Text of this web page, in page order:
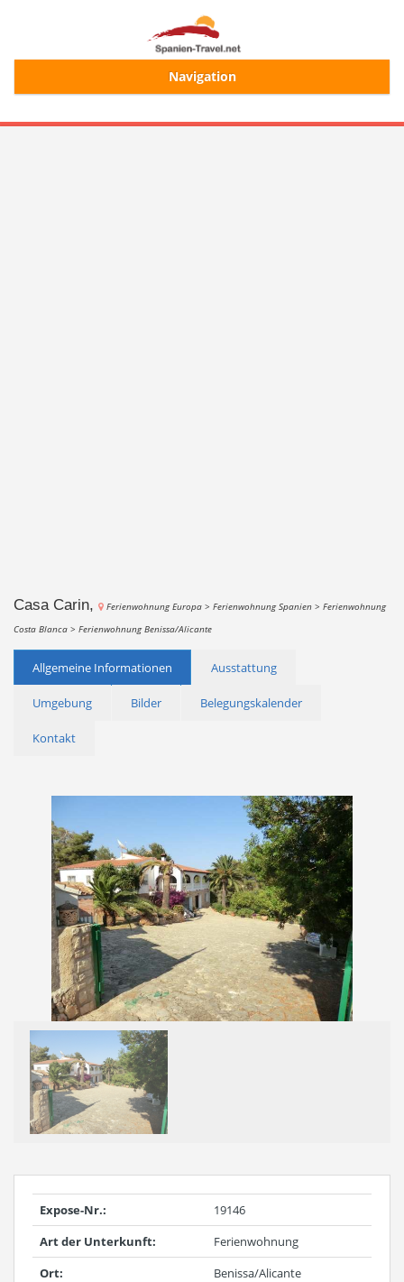
Navigation
Start
Casa Carin, Ferienwohnung Europa > Ferienwohnung Spanien > Ferienwohnung
Costa Blanca > Ferienwohnung Benissa/Alicante
Allgemeine Informationen Ausstattung
Umgebung Bilder Belegungskalender
Kontakt
Expose-Nr.:
19146
Art der Unterkunft:
Ferienwohnung
Ort:
Benissa/Alicante